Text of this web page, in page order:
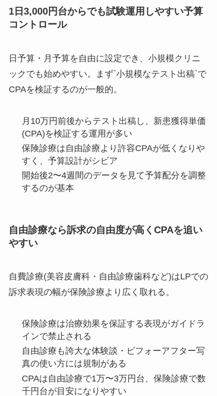
1日3,000円台からでも試験運用しやすい予算
コントロール
日予算・月予算を自由に設定でき、小規模クリニ
ックでも始めやすい。まず`小規模なテスト出稿`で
CPAを検証するのが一般的。
月10万円前後からテスト出稿し、新患獲得単価
(CPA)を検証する運用が多い
保険診療は自由診療より許容CPAが低くなりや
すく、予算設計がシビア
開始後2〜4週間のデータを見て予算配分を調整
するのが基本
自由診療なら訴求の自由度が高くCPAを追い
やすい
自費診療(美容皮膚科・自由診療歯科など)はLPでの
訴求表現の幅が保険診療より広く取れる。
保険診療は治療効果を保証する表現がガイドラ
インで禁止される
自由診療も誇大な体験談・ビフォーアフター写
真の使い方には規制がある
CPAは自由診療で1万〜3万円台、保険診療で数
千円台が目安になりやすい